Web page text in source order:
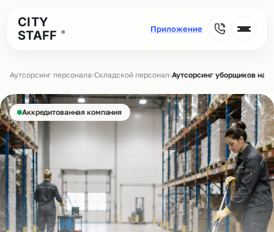
CITY
STAFF
®
Аутсорсинг персонала›Складской персонал›Аутсорсинг уборщиков на
Аккредитованная компания